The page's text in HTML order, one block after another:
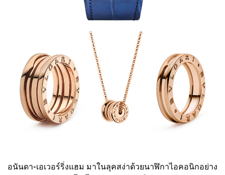
อนันดา-เอเวอร์ริ่งแฮม มาในลุคสง่าด้วยนาฬิกาไอคอนิกอย่าง